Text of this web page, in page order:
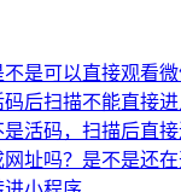
是可以直接观看
码后扫描不能直接
活码，扫描后直
址吗？ 是不是还